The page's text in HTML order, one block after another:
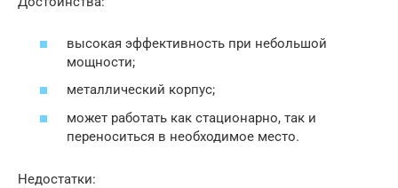
высокая эффективность при небольшой
мощности;
металлический корпус;
может работать как стационарно, так и
переноситься в необходимое место.
Недостатки: